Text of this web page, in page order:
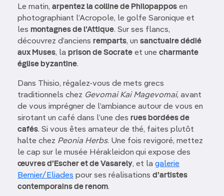
Le matin, arpentez la colline de Philopappos en
photographiant l’Acropole, le golfe Saronique et
les montagnes de l’Attique. Sur ses flancs,
découvrez d’anciens remparts, un sanctuaire dédié
aux Muses, la prison de Socrate et une charmante
église byzantine.
Dans Thisio, régalez-vous de mets grecs
traditionnels chez Gevomai Kai Magevomai, avant
de vous imprégner de l’ambiance autour de vous en
sirotant un café dans l’une des rues bordées de
cafés. Si vous êtes amateur de thé, faites plutôt
halte chez Peonia Herbs. Une fois revigoré, mettez
le cap sur le musée Hérakleidon qui expose des
œuvres d’Escher et de Vasarely, et la galerie
Bernier/Eliades pour ses réalisations d’artistes
contemporains de renom.